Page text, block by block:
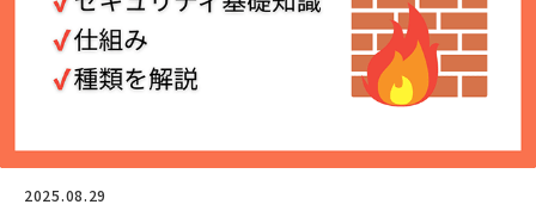
2025.08.29